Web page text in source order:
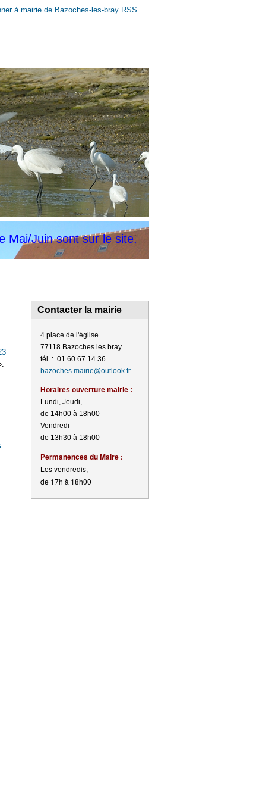
Mai/Juin sont sur le site.
Contacter la mairie
4 place de l'église
77118 Bazoches les bray
tél. : 01.60.67.14.36
bazoches.mairie@outlook.fr
Horaires ouverture mairie :
Lundi, Jeudi,
de 14h00 à 18h00
Vendredi
de 13h30 à 18h00
Permanences du Maire :
Les vendredis,
de 17h à 18h00